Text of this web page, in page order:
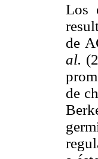
Los
de
al.
de